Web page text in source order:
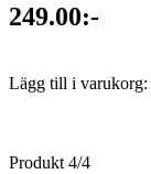
249.00:-
Lägg till i varukorg:
Produkt 4/4